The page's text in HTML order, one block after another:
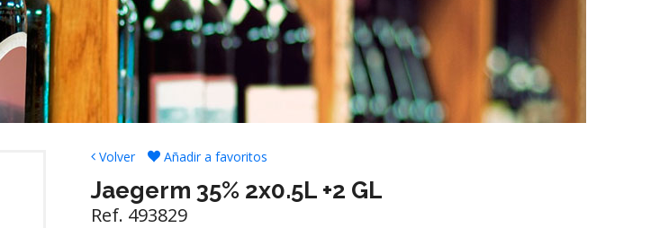
Volver Añadir a favoritos
Jaegerm 35% 2x0.5L +2 GL
Ref. 493829